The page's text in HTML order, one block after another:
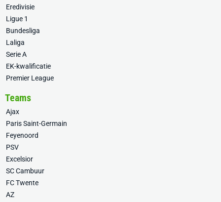
Eredivisie
Ligue 1
Bundesliga
Laliga
Serie A
EK-kwalificatie
Premier League
Teams
Ajax
Paris Saint-Germain
Feyenoord
PSV
Excelsior
SC Cambuur
FC Twente
AZ